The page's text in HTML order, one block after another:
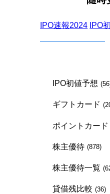
IPO速報2024 IPO
IPO初値予想
ギフトカード
ポイントカード
株主優待 (878)
株主優待一覧
貸借残比較 (36)